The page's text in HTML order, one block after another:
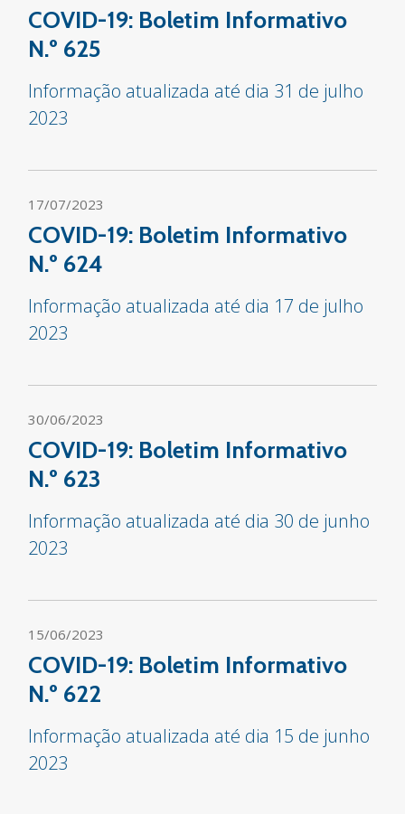
COVID-19: Boletim Informativo
N.º 625
Informação atualizada até dia 31 de julho
2023
17/07/2023
COVID-19: Boletim Informativo
N.º 624
Informação atualizada até dia 17 de julho
2023
30/06/2023
COVID-19: Boletim Informativo
N.º 623
Informação atualizada até dia 30 de junho
2023
15/06/2023
COVID-19: Boletim Informativo
N.º 622
Informação atualizada até dia 15 de junho
2023